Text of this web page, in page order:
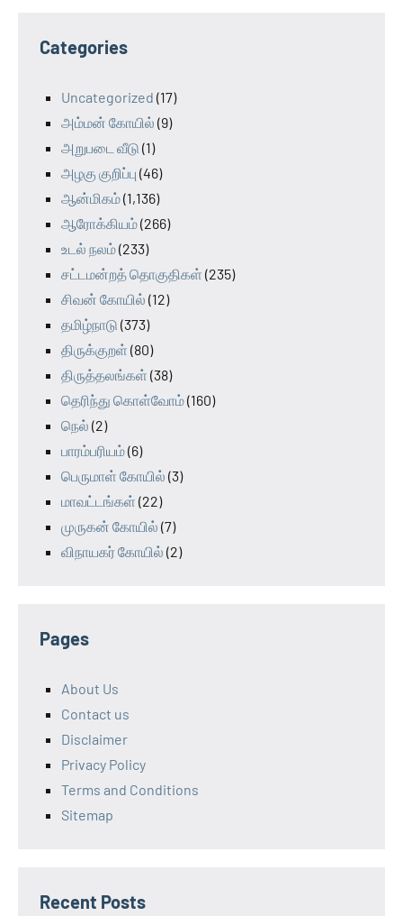
Categories
Uncategorized (17)
அம்மன் கோயில் (9)
அறுபடை வீடு (1)
அழகு குறிப்பு (46)
ஆன்மிகம்(1,136)
ஆரோக்கியம்(266)
உடல் நலம்(233)
சட்டமன்றத் தொகுதிகள் (235)
சிவன் கோயில் (12)
தமிழ்நாடு (373)
திருக்குறள் (80)
திருத்தலங்கள் (38)
தெரிந்து கொள்வோம்(160)
நெல் (2)
பாரம்பரியம்(6)
பெருமாள் கோயில் (3)
மாவட்டங்கள் (22)
முருகன் கோயில் (7)
விநாயகர் கோயில் (2)
Pages
About Us
Contact us
Disclaimer
Privacy Policy
Terms and Conditions
Sitemap
Recent Posts